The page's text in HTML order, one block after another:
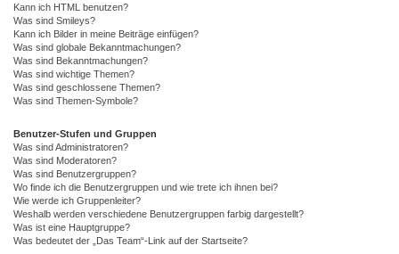
Kann ich HTML benutzen?
Was sind Smileys?
Kann ich Bilder in meine Beiträge einfügen?
Was sind globale Bekanntmachungen?
Was sind Bekanntmachungen?
Was sind wichtige Themen?
Was sind geschlossene Themen?
Was sind Themen-Symbole?
Benutzer-Stufen und Gruppen
Was sind Administratoren?
Was sind Moderatoren?
Was sind Benutzergruppen?
Wo finde ich die Benutzergruppen und wie trete ich ihnen bei?
Wie werde ich Gruppenleiter?
Weshalb werden verschiedene Benutzergruppen farbig dargestellt?
Was ist eine Hauptgruppe?
Was bedeutet der „Das Team“-Link auf der Startseite?